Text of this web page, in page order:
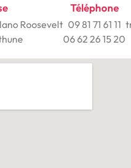
Roosevelt
Téléphone
09 81 71 61 11
06 62 26 15 20